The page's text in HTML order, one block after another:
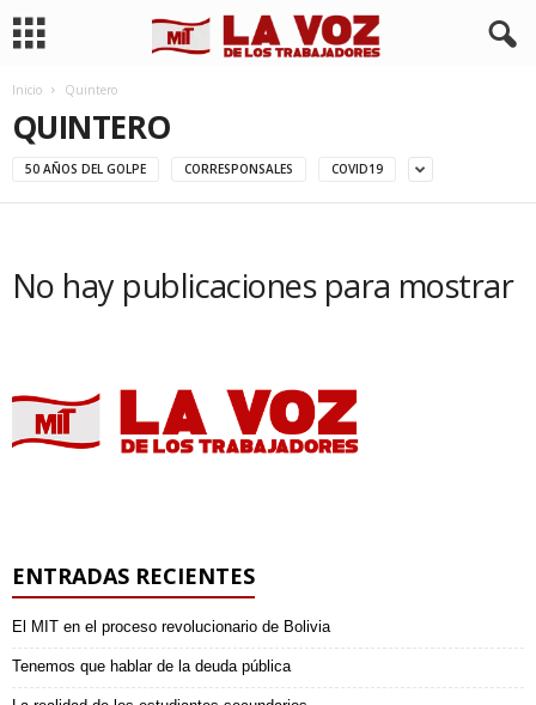
Inicio Quintero
QUINTERO
50 AÑOS DEL GOLPE CORRESPONSALES COVID19
No hay publicaciones para mostrar
ENTRADAS RECIENTES
El MIT en el proceso revolucionario de Bolivia
Tenemos que hablar de la deuda pública